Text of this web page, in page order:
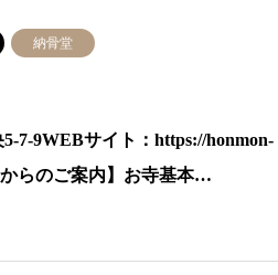
納骨堂
7-9WEBサイト：https://honmon-
らのご案内】お寺基本…